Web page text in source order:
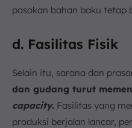
pasokan bahan baku tetap
d. Fasilitas Fisik
Selain itu, sarana dan
dan gudang turut
capacity. Fasilitas yang
produksi berjalan lancar,